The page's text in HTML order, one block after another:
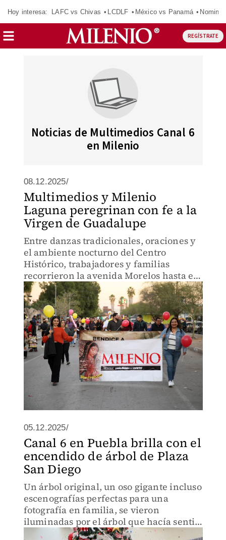
Hoy interesa: LAFC vs Chivas LCDLF México vs Panamá
REGÍSTRATE
Noticias de Multimedios Canal 6
en Milenio
08.12.2025/
Multimedios y Milenio
Laguna peregrinan con fe a la
Virgen de Guadalupe
Entre danzas tradicionales, oraciones y
el ambiente nocturno del Centro
Histórico, trabajadores y familias
recorrieron la avenida Morelos hasta el
templo guadalupano.
05.12.2025/
Canal 6 en Puebla brilla con el
encendido de árbol de Plaza
San Diego
Un árbol original, un oso gigante incluso
escenografías perfectas para una
fotografía en familia, se vieron
iluminadas por el árbol que hacía sentir
en más de uno el espíritu navideño.